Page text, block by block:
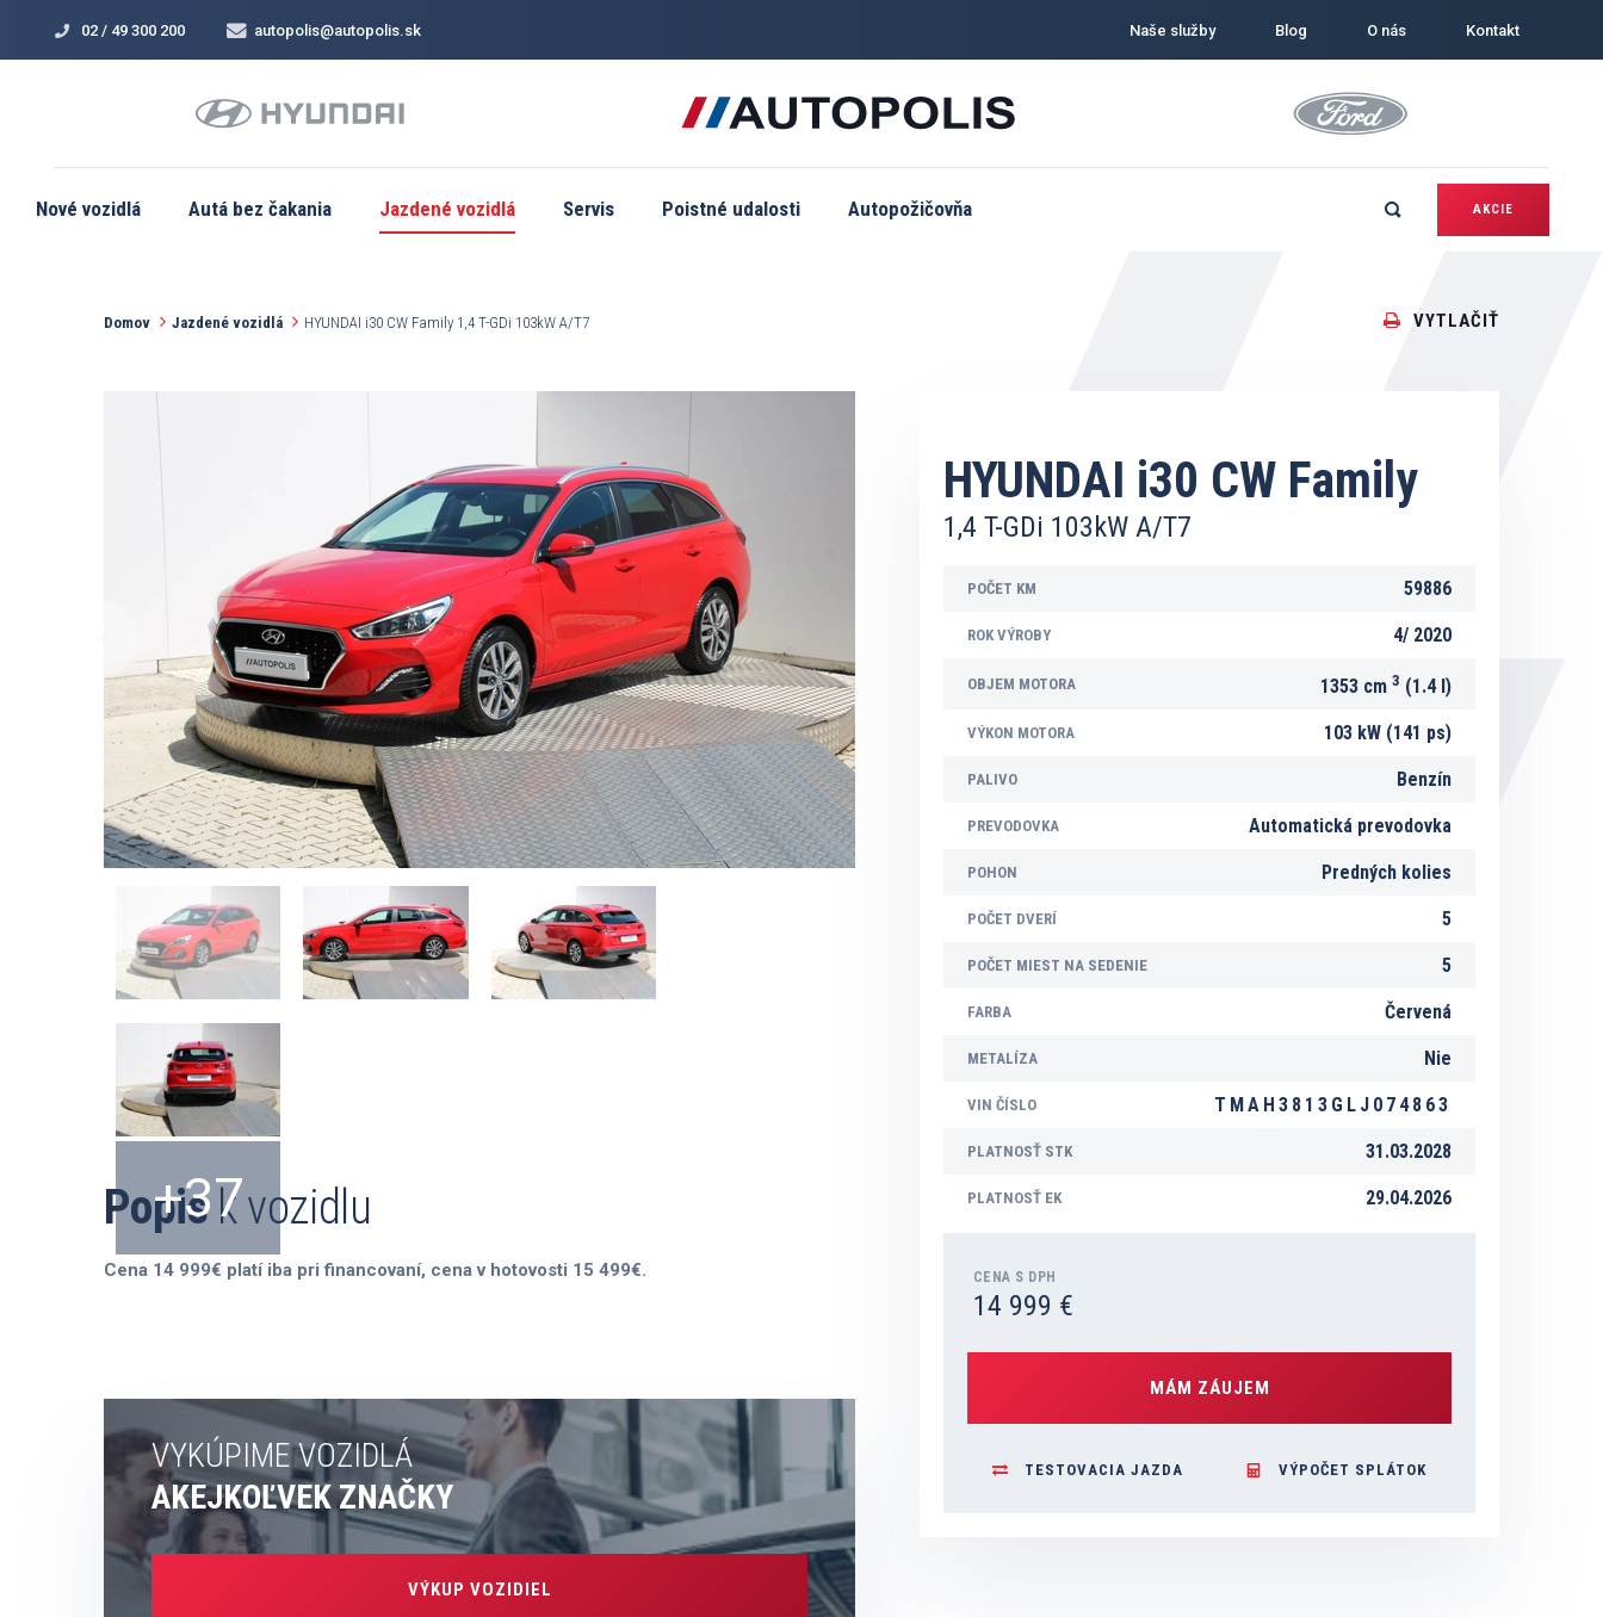
02 / 49 300 200 autopolis@autopolis.sk Naše služby Blog O nás Kontakt
Nové vozidlá Autá bez čakania Jazdené vozidlá Servis Poistné udalosti Autopožičovňa AKCIE
Domov Jazdené vozidlá HYUNDAI i30 CW Family 1,4 T-GDi 103kW A/T7 VYTLAČIŤ
+37
Popisk vozidlu
Cena 14 999€ platí iba pri financovaní, cena v hotovosti 15 499€.
VYKÚPIME VOZIDLÁ
AKEJKOĽVEK ZNAČKY
VÝKUP VOZIDIEL
HYUNDAI i30 CW Family
1,4 T-GDi 103kW A/T7
POČET KM 59886
ROK VÝROBY 4/ 2020
OBJEM MOTORA 1353 cm 3 (1.4 l)
VÝKON MOTORA 103 kW (141 ps)
PALIVO Benzín
PREVODOVKA Automatická prevodovka
POHON Predných kolies
POČET DVERÍ 5
POČET MIEST NA SEDENIE 5
FARBA Červená
METALÍZA Nie
VIN ČÍSLO TMAH3813GLJ074863
PLATNOSŤ STK 31.03.2028
PLATNOSŤ EK 29.04.2026
CENA S DPH
14 999 €
MÁM ZÁUJEM
TESTOVACIA JAZDA VÝPOČET SPLÁTOK